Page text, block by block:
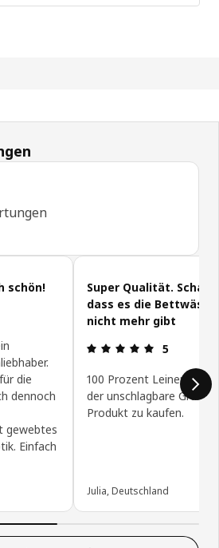
4.3 von 5 Sterne Alle Bewertungen:
schön!
5 von 5 Sterne
die
dennoch
gewebtes
Einfach
Super Qualität.
dass es die
nicht mehr gibt
5
100 Prozent Leinen ist
der unschlagbare Grund
Produkt zu kaufen.
Julia, Deutschland